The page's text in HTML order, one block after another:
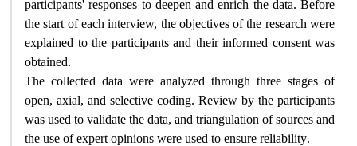
participants' responses to deepen and enrich the data. Before
the start of each interview, the objectives of the research were
explained to the participants and their informed consent was
obtained.
The collected data were analyzed through three stages of
open, axial, and selective coding. Review by the participants
was used to validate the data, and triangulation of sources and
the use of expert opinions were used to ensure reliability.